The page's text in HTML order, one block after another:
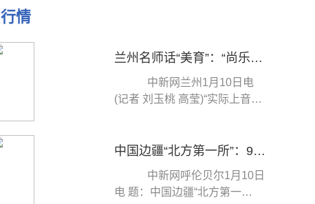
行情
兰州名师话“美育”：“尚乐立人”分层培优 以“美”润教
中新网兰州1月10日电
(记者 刘玉桃 高莹)“实际上音乐
中国边疆“北方第一所”：9名民警守护“生命禁区”
中新网呼伦贝尔1月10日
电 题：中国边疆“北方第一